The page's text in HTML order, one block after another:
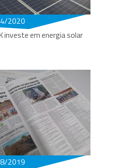
2020
investe em energia solar
2019